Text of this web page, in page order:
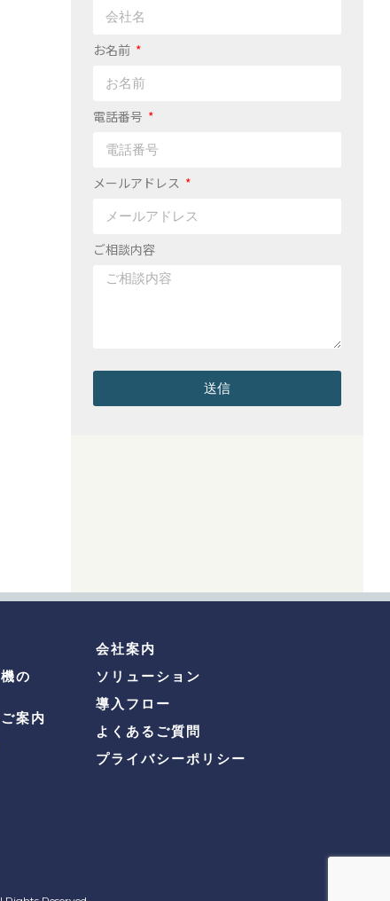
お名前
電話番号
メールアドレス
ご相談内容
送信
の
案内
会社案内
ソリューション
導入フロー
よくあるご質問
プライバシーポリシー